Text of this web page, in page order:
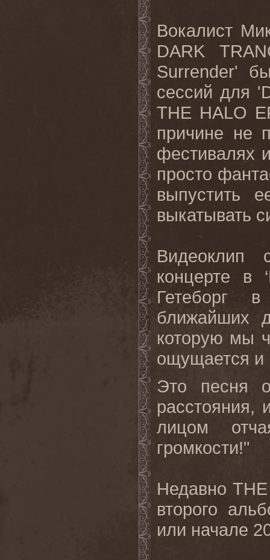
Вокалист
DARK
Surrender'
сессий для '
THE HALO
причине не
фестивалях
просто
выпустить
выкатывать
Видеоклип
концерте в ‘
Гетеборг
ближайших
которую мы
ощущается и
Это песня
расстояния,
лицом
громкости!"
НедавноTHE
второго
или начале